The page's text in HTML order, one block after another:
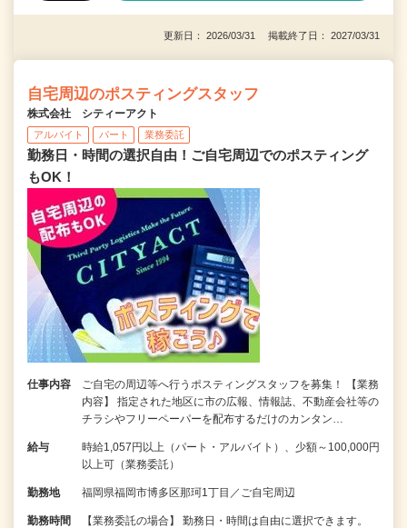
更新日： 2026/03/31 掲載終了日： 2027/03/31
自宅周辺のポスティングスタッフ
株式会社 シティーアクト
アルバイト パート 業務委託
勤務日・時間の選択自由！ご自宅周辺でのポスティング
もOK！
仕事内容
ご自宅の周辺等へ行うポスティングスタッフを募集！ 【業務
内容】 指定された地区に市の広報、情報誌、不動産会社等の
チラシやフリーペーパーを配布するだけのカンタン…
給与
時給1,057円以上（パート・アルバイト）、少額～100,000円
以上可（業務委託）
勤務地 福岡県福岡市博多区那珂1丁目／ご自宅周辺
勤務時間
【業務委託の場合】 勤務日・時間は自由に選択できます。